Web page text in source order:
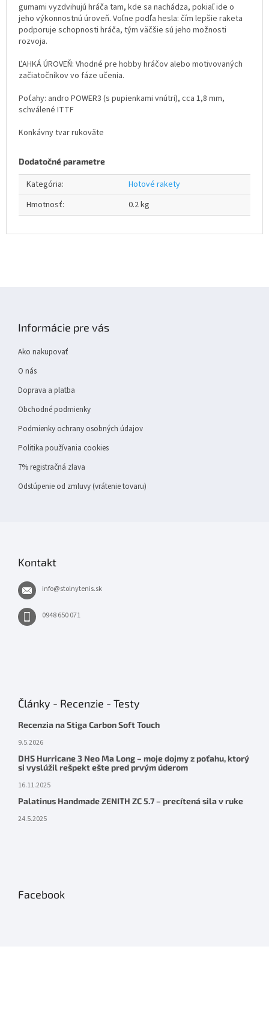
gumami vyzdvihujú hráča tam, kde sa nachádza, pokiaľ ide o
jeho výkonnostnú úroveň. Voľne podľa hesla: čím lepšie raketa
podporuje schopnosti hráča, tým väčšie sú jeho možnosti
rozvoja.
ĽAHKÁ ÚROVEŇ: Vhodné pre hobby hráčov alebo motivovaných
začiatočníkov vo fáze učenia.
Poťahy: andro POWER3 (s pupienkami vnútri), cca 1,8 mm,
schválené ITTF
Konkávny tvar rukoväte
Dodatočné parametre
Kategória:
Hotové rakety
Hmotnosť: 0.2 kg
Informácie pre vás
Ako nakupovať
O nás
Doprava a platba
Obchodné podmienky
Podmienky ochrany osobných údajov
Politika používania cookies
7% registračná zlava
Odstúpenie od zmluvy (vrátenie tovaru)
Kontakt
info@stolnytenis.sk
0948 650 071
Články - Recenzie - Testy
Recenzia na Stiga Carbon Soft Touch
9.5.2026
DHS Hurricane 3 Neo Ma Long – moje dojmy z poťahu, ktorý
si vyslúžil rešpekt ešte pred prvým úderom
16.11.2025
Palatinus Handmade ZENITH ZC 5.7 – precítená sila v ruke
24.5.2025
Facebook